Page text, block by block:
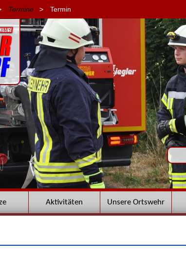
Termine> Termin
Aktivitäten Unsere Ortswehr